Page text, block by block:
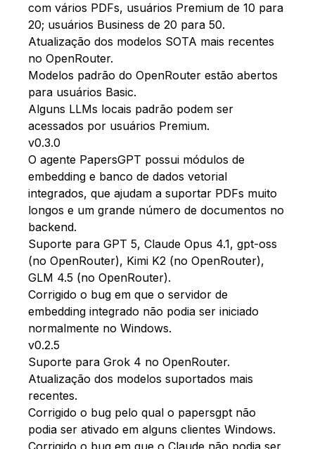
com vários PDFs, usuários Premium de 10 para
20; usuários Business de 20 para 50.
Atualização dos modelos SOTA mais recentes
no OpenRouter.
Modelos padrão do OpenRouter estão abertos
para usuários Basic.
Alguns LLMs locais padrão podem ser
acessados por usuários Premium.
v0.3.0
O agente PapersGPT possui módulos de
embedding e banco de dados vetorial
integrados, que ajudam a suportar PDFs muito
longos e um grande número de documentos no
backend.
Suporte para GPT 5, Claude Opus 4.1, gpt-oss
(no OpenRouter), Kimi K2 (no OpenRouter),
GLM 4.5 (no OpenRouter).
Corrigido o bug em que o servidor de
embedding integrado não podia ser iniciado
normalmente no Windows.
v0.2.5
Suporte para Grok 4 no OpenRouter.
Atualização dos modelos suportados mais
recentes.
Corrigido o bug pelo qual o papersgpt não
podia ser ativado em alguns clientes Windows.
Corrigido o bug em que o Claude não podia ser